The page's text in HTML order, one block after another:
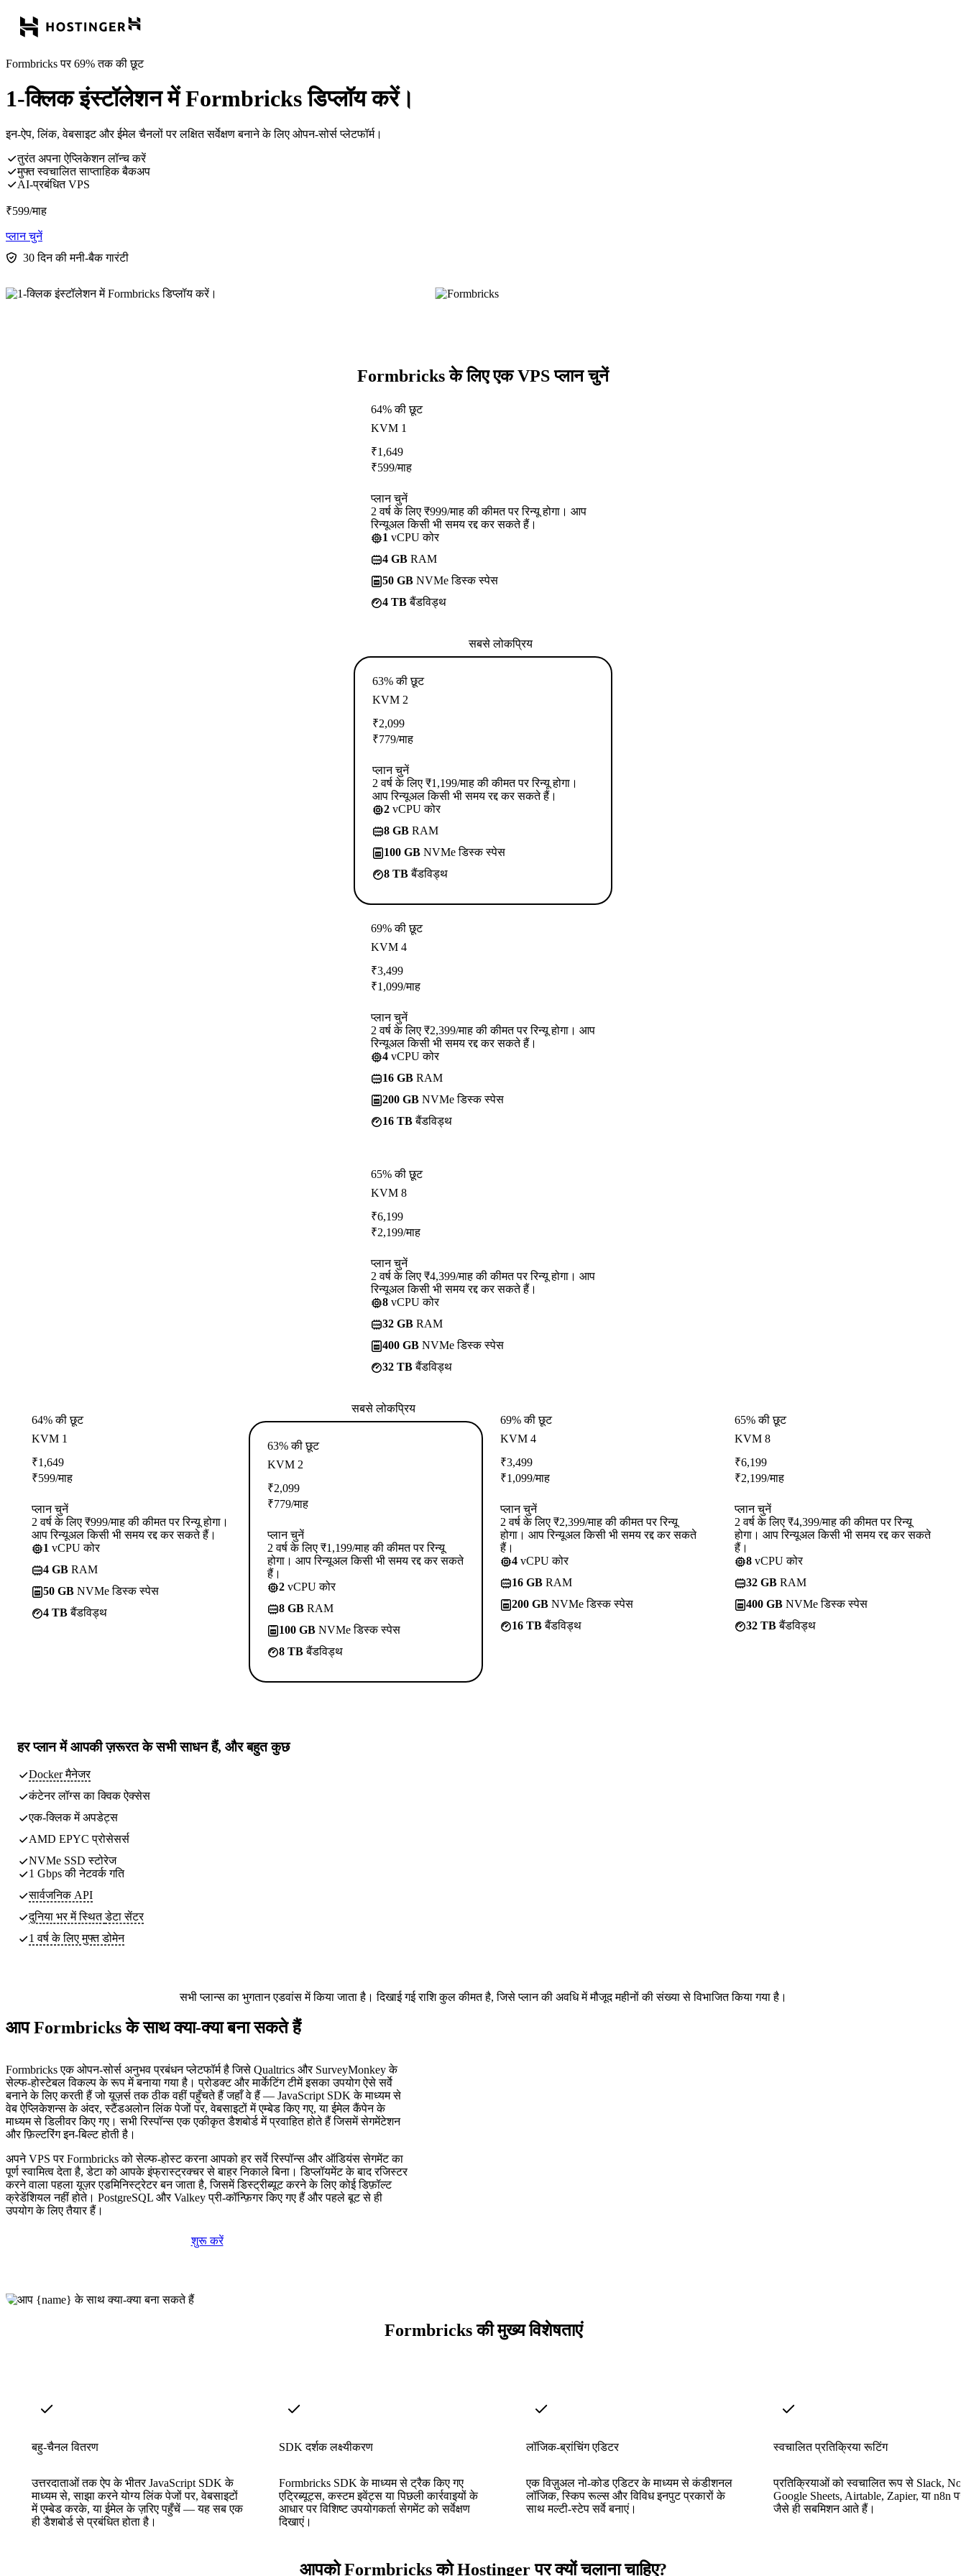
Formbricks पर 69% तक की छूट
1-क्लिक इंस्टॉलेशन में Formbricks डिप्लॉय करें।
इन-ऐप, लिंक, वेबसाइट और ईमेल चैनलों पर लक्षित सर्वेक्षण बनाने के लिए ओपन-सोर्स प्लेटफॉर्म।
तुरंत अपना ऐप्लिकेशन लॉन्च करें
मुफ्त स्वचालित साप्ताहिक बैकअप
AI-प्रबंधित VPS
₹599/माह
प्लान चुनें
30 दिन की मनी-बैक गारंटी
Formbricks के लिए एक VPS प्लान चुनें
64% की छूट
KVM 1
₹1,649
₹599/माह
प्लान चुनें
2 वर्ष के लिए ₹999/माह की कीमत पर रिन्यू होगा। आप
रिन्यूअल किसी भी समय रद्द कर सकते हैं।
1 vCPU कोर
4 GB RAM
50 GB NVMe डिस्क स्पेस
4 TBबैंडविड्थ
सबसे लोकप्रिय
63% की छूट
KVM 2
₹2,099
₹779/माह
प्लान चुनें
2 वर्ष के लिए ₹1,199/माह की कीमत पर रिन्यू होगा।
आप रिन्यूअल किसी भी समय रद्द कर सकते हैं।
2 vCPU कोर
8 GB RAM
100 GB NVMe डिस्क स्पेस
8 TBबैंडविड्थ
69% की छूट
KVM 4
₹3,499
₹1,099/माह
प्लान चुनें
2 वर्ष के लिए ₹2,399/माह की कीमत पर रिन्यू होगा। आप
रिन्यूअल किसी भी समय रद्द कर सकते हैं।
4 vCPU कोर
16 GB RAM
200 GB NVMe डिस्क स्पेस
16 TBबैंडविड्थ
65% की छूट
KVM 8
₹6,199
₹2,199/माह
प्लान चुनें
2 वर्ष के लिए ₹4,399/माह की कीमत पर रिन्यू होगा। आप
रिन्यूअल किसी भी समय रद्द कर सकते हैं।
8 vCPU कोर
32 GB RAM
400 GB NVMe डिस्क स्पेस
32 TBबैंडविड्थ
64% की छूट
KVM 1
₹1,649
₹599/माह
प्लान चुनें
2 वर्ष के लिए ₹999/माह की कीमत पर रिन्यू होगा।
आप रिन्यूअल किसी भी समय रद्द कर सकते हैं।
1 vCPU कोर
4 GB RAM
50 GB NVMe डिस्क स्पेस
4 TBबैंडविड्थ
सबसे लोकप्रिय
63% की छूट
KVM 2
₹2,099
₹779/माह
प्लान चुनें
2 वर्ष के लिए ₹1,199/माह की कीमत पर रिन्यू
होगा। आप रिन्यूअल किसी भी समय रद्द कर सकते
हैं।
2 vCPU कोर
8 GB RAM
100 GB NVMe डिस्क स्पेस
8 TBबैंडविड्थ
69% की छूट
KVM 4
₹3,499
₹1,099/माह
प्लान चुनें
2 वर्ष के लिए ₹2,399/माह की कीमत पर रिन्यू
होगा। आप रिन्यूअल किसी भी समय रद्द कर सकते
हैं।
4 vCPU कोर
16 GB RAM
200 GB NVMe डिस्क स्पेस
16 TBबैंडविड्थ
65% की छूट
KVM 8
₹6,199
₹2,199/माह
प्लान चुनें
2 वर्ष के लिए ₹4,399/माह की कीमत पर रिन्यू
होगा। आप रिन्यूअल किसी भी समय रद्द कर सकते
हैं।
8 vCPU कोर
32 GB RAM
400 GB NVMe डिस्क स्पेस
32 TBबैंडविड्थ
हर प्लान मेंआपकी ज़रूरत के सभी साधनहैं, और बहुत कुछ
Docker मैनेजर
कंटेनर लॉग्स का क्विक ऐक्सेस
एक-क्लिक में अपडेट्स
AMD EPYC प्रोसेसर्स
NVMe SSD स्टोरेज
1 Gbps की नेटवर्क गति
सार्वजनिक API
दुनिया भर में स्थितडेटा सेंटर
1 वर्ष के लिए मुफ्त डोमेन
सभी प्लान्स का भुगतान एडवांस में किया जाता है। दिखाई गई राशि कुल कीमत है, जिसे प्लान की अवधि में मौजूद महीनों की संख्या से विभाजित किया गया है।
आप Formbricks के साथ क्या-क्या बना सकते हैं
Formbricks एक ओपन-सोर्स अनुभव प्रबंधन प्लेटफॉर्म है जिसे Qualtrics और SurveyMonkey के
सेल्फ-होस्टेबल विकल्प के रूप में बनाया गया है। प्रोडक्ट और मार्केटिंग टीमें इसका उपयोग ऐसे सर्वे
बनाने के लिए करती हैं जो यूज़र्स तक ठीक वहीं पहुँचते हैं जहाँ वे हैं — JavaScript SDK के माध्यम से
वेब ऐप्लिकेशन्स के अंदर, स्टैंडअलोन लिंक पेजों पर, वेबसाइटों में एम्बेड किए गए, या ईमेल कैंपेन के
माध्यम से डिलीवर किए गए। सभी रिस्पॉन्स एक एकीकृत डैशबोर्ड में प्रवाहित होते हैं जिसमें सेगमेंटेशन
और फ़िल्टरिंग इन-बिल्ट होती है।
अपने VPS पर Formbricks को सेल्फ-होस्ट करना आपको हर सर्वे रिस्पॉन्स और ऑडियंस सेगमेंट का
पूर्ण स्वामित्व देता है, डेटा को आपके इंफ्रास्ट्रक्चर से बाहर निकाले बिना। डिप्लॉयमेंट के बाद रजिस्टर
करने वाला पहला यूज़र एडमिनिस्ट्रेटर बन जाता है, जिसमें डिस्ट्रीब्यूट करने के लिए कोई डिफ़ॉल्ट
क्रेडेंशियल नहीं होते। PostgreSQL और Valkey प्री-कॉन्फ़िगर किए गए हैं और पहले बूट से ही
उपयोग के लिए तैयार हैं।
शुरू करें
Formbricks की मुख्य विशेषताएं
बहु-चैनल वितरण
उत्तरदाताओं तक ऐप के भीतर JavaScript SDK के
माध्यम से, साझा करने योग्य लिंक पेजों पर, वेबसाइटों
में एम्बेड करके, या ईमेल के ज़रिए पहुँचें — यह सब एक
ही डैशबोर्ड से प्रबंधित होता है।
SDK दर्शक लक्ष्यीकरण
Formbricks SDK के माध्यम से ट्रैक किए गए
एट्रिब्यूट्स, कस्टम इवेंट्स या पिछली कार्रवाइयों के
आधार पर विशिष्ट उपयोगकर्ता सेगमेंट को सर्वेक्षण
दिखाएं।
लॉजिक-ब्रांचिंग एडिटर
एक विज़ुअल नो-कोड एडिटर के माध्यम से कंडीशनल
लॉजिक, स्किप रूल्स और विविध इनपुट प्रकारों के
साथ मल्टी-स्टेप सर्वे बनाएं।
स्वचालित प्रतिक्रिया रूटिंग
प्रतिक्रियाओं को स्वचालित रूप से Slack,
Google Sheets, Airtable, Zapier, या n8n
जैसे ही सबमिशन आते हैं।
आपको Formbricks को Hostinger पर क्यों चलाना चाहिए?